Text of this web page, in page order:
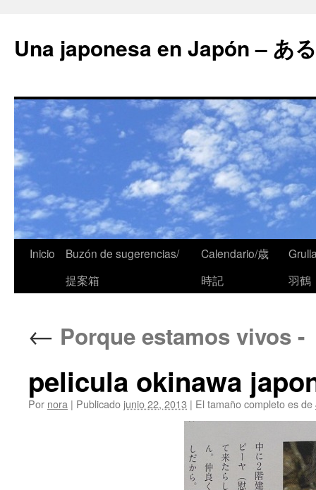
Una japonesa en Japón – あ
Inicio
Buzón de sugerencias/
提案箱
Calendario/歳
時記
羽鶴
← Porque estamos vivos -
pelicula okinawa
Por nora | Publicado junio 22, 2013 | El tamaño completo es de